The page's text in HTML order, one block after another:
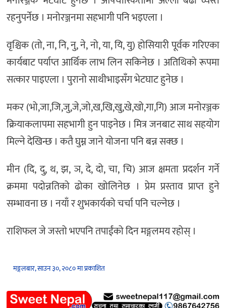
रहनुपर्नेछ । मनोरञ्जनमा सहभागी पनि भइएला ।
वृश्चिक (तो, ना, नि, नु, ने, नो, या, यि, यु) होसियारी पूर्वक गरिएका
कार्यबाट पर्याप्त आर्थिक लाभ लिन सकिनेछ । अतिथिको रूपमा
सत्कार पाइएला । पुरानो साथीभाइसँग भेटघाट हुनेछ ।
मकर (भो,जा,जि,जु,जे,जो,ख,खि,खु,खे,खो,गा,गि) आज मनोरञ्जक
क्रियाकलापमा सहभागी हुन पाइनेछ । मित्र जनबाट साथ सहयोग
मिल्ने देखिन्छ । कतै घुम्न जाने योजना पनि बन्न सक्छ ।
मीन (दि, दु, थ, झ, ञ, दे, दो, चा, चि) आज क्षमता प्रदर्शन गर्ने
क्रममा पदोन्नतिको ढोका खोलिनेछ । प्रेम प्रस्ताव प्राप्त हुने
सम्भावना छ । नयाँ र शुभकार्यको चर्चा पनि चल्नेछ ।
राशिफल जे जस्तो भएपनि तपाईंको दिन मङ्गलमय रहोस् ।
मङ्गलबार, साउन ३०, २०८० मा प्रकाशित